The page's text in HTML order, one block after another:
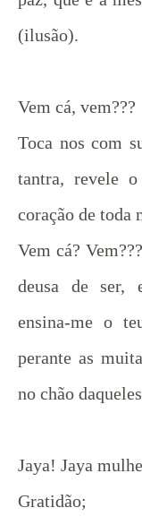
(ilusão).
Vem cá, vem???
Toca nos com
tantra, revele
coração de
Vem cá?
deusa de ser,
ensina-me o
perante as
no chão
Jaya! Jaya
Gratidão;